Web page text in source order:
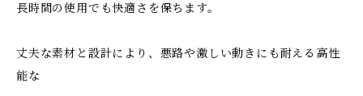
長時間の使用でも快適さを保ちます。
丈夫な素材と設計により、悪路や激しい動きにも耐える高性
能な